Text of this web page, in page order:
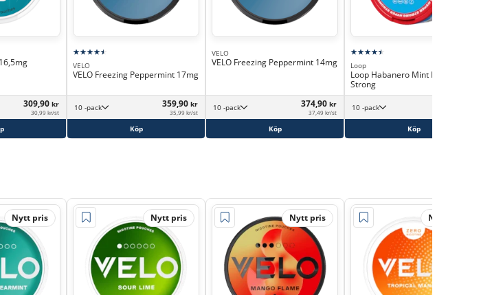
309,90 kr
30,99 kr/st
VELO
VELO Freezing Peppermint 17mg
10 -pack 359,90 kr
35,99 kr/st
Köp
VELO
VELO Freezing Peppermint 14mg
10 -pack 374,90 kr
37,49 kr/st
Köp
Loop
Loop Habanero Mint Hyper
Strong
10 -pack
Köp
Nytt pris Nytt pris Nytt pris Nytt pris